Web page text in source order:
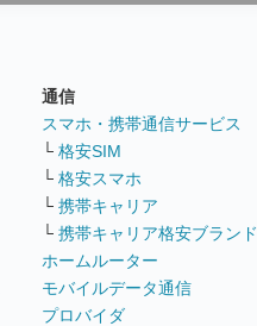
通信
スマホ・携帯通信サービス
└ 格安SIM
└ 格安スマホ
└ 携帯キャリア
└ 携帯キャリア格安ブランド
ホームルーター
モバイルデータ通信
プロバイダ